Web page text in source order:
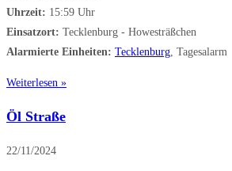
Uhrzeit: 15:59 Uhr
Einsatzort: Tecklenburg - Howesträßchen
Alarmierte Einheiten: Tecklenburg, Tagesalarm
Weiterlesen »
Öl Straße
22/11/2024